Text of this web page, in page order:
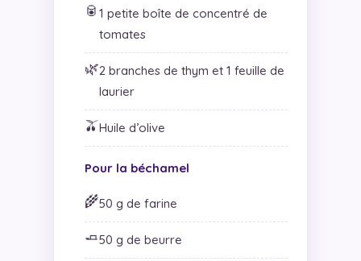
🥫 1 petite boîte de concentré de
tomates
🌿2 branches de thym et 1 feuille de
laurier
🫒Huile d’olive
Pour la béchamel
🌾50 g de farine
🧈50 g de beurre